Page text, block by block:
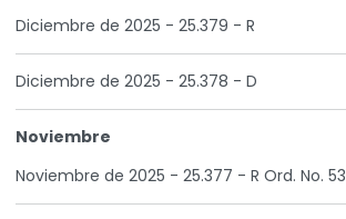
Diciembre de 2025 - 25.379 - R
Diciembre de 2025 - 25.378 - D
Noviembre
Noviembre de 2025 - 25.377 - R Ord. No. 53